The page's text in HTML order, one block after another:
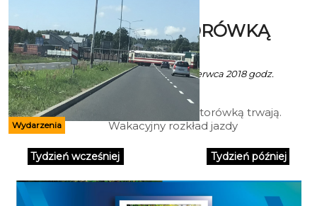
Wydarzenia
Wakacje z
WĄSKOTORÓWKĄ
2018
Ala za TKKW - 26 Czerwca 2018 godz.
15:50
Wakacje z wąskotorówką trwają.
Wakacyjny rozkład jazdy
obowiązuje aż do 3 września.
Przewóz rowerów za DARMO.
Tydzień wcześniej Tydzień później